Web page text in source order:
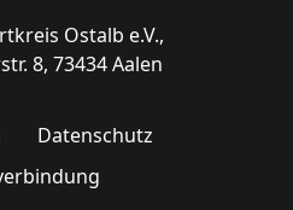
Ostalb e.V.,
8, 73434 Aalen
Datenschutz